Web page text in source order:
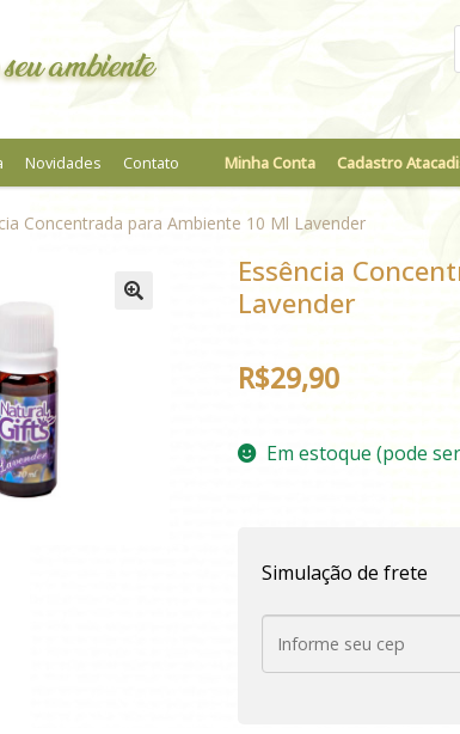
ambiente
Novidades Contato Minha Conta Cadastro
Concentrada para Ambiente 10 Ml Lavender
Essência
Lavender
R$29,90
Em estoque (pode
Simulação de frete